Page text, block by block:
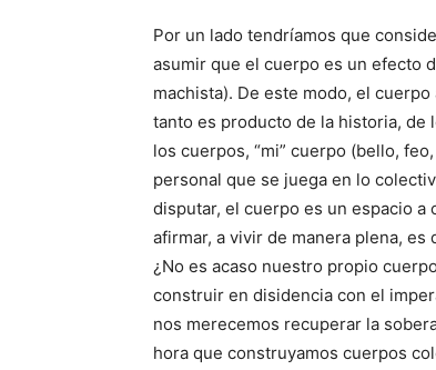
Por un lado tendríamos que
asumir que el cuerpo es un efecto
machista). De este modo, el
tanto es producto de la historia, de
los cuerpos, “mi” cuerpo (bello,
personal que se juega en lo
disputar, el cuerpo es un espacio
afirmar, a vivir de manera plena,
¿No es acaso nuestro propio
construir en disidencia con el
nos merecemos recuperar la
hora que construyamos cuerpos